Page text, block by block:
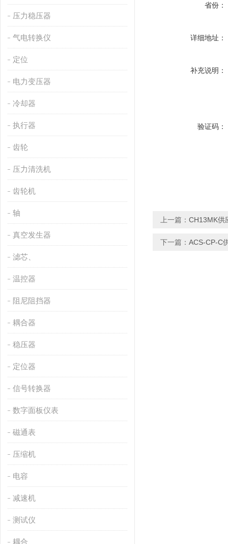
压力稳压器
气电转换仪
定位
电力变压器
冷却器
执行器
齿轮
压力清洗机
齿轮机
轴
真空发生器
滤芯、
温控器
阻尼阻挡器
耦合器
稳压器
定位器
信号转换器
数字面板仪表
磁通表
压缩机
电容
减速机
测试仪
耦合
省份：
详细地址：
补充说明：
验证码：
上一篇： CH13MK供
下一篇： ACS-CP-C